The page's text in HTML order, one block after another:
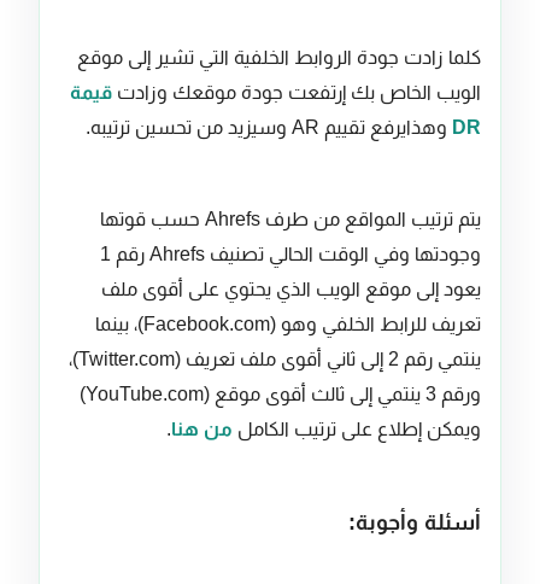
كلما زادت جودة الروابط الخلفية التي تشير إلى موقع
الويب الخاص بك إرتفعت جودة موقعك وزادت قيمة
DR وهذايرفع تقييم AR وسيزيد من تحسين ترتيبه.
يتم ترتيب المواقع من طرف Ahrefs حسب قوتها
وجودتها وفي الوقت الحالي تصنيف Ahrefs رقم 1
يعود إلى موقع الويب الذي يحتوي على أقوى ملف
تعريف للرابط الخلفي وهو (Facebook.com)، بينما
ينتمي رقم 2 إلى ثاني أقوى ملف تعريف (Twitter.com)،
ورقم 3 ينتمي إلى ثالث أقوى موقع (YouTube.com)
ويمكن إطلاع على ترتيب الكامل من هنا.
أسئلة وأجوبة: